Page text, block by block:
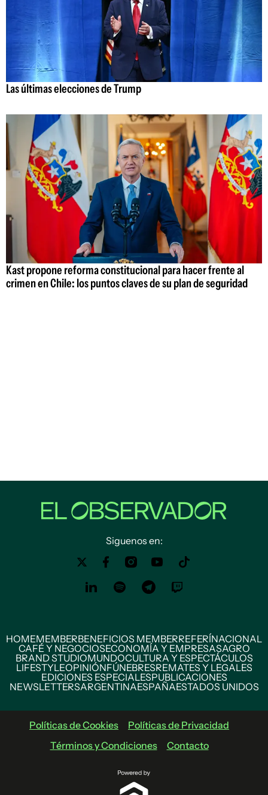
Las últimas elecciones de Trump
Kast propone reforma constitucional para hacer frente al
crimen en Chile: los puntos claves de su plan de seguridad
Siguenos en:
HOMEMEMBERBENEFICIOS MEMBERREFERÍNACIONAL
CAFÉ Y NEGOCIOSECONOMÍA Y EMPRESASAGRO
BRAND STUDIOMUNDOCULTURA Y ESPECTÁCULOS
LIFESTYLEOPINIÓNFÚNEBRESREMATES Y LEGALES
EDICIONES ESPECIALESPUBLICACIONES
NEWSLETTERSARGENTINAESPAÑAESTADOS UNIDOS
Políticas de Cookies
Políticas de Privacidad
Términos y Condiciones
Contacto